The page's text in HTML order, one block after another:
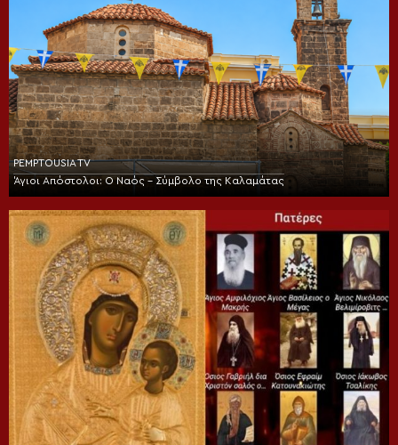
PEMPTOUSIA TV
Άγιοι Απόστολοι: Ο Ναός – Σύμβολο της Καλαμάτας